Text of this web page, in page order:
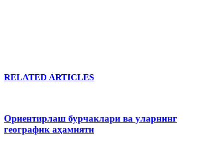
RELATED ARTICLES
Ориентирлаш бурчаклари ва уларнинг
географик аҳамияти